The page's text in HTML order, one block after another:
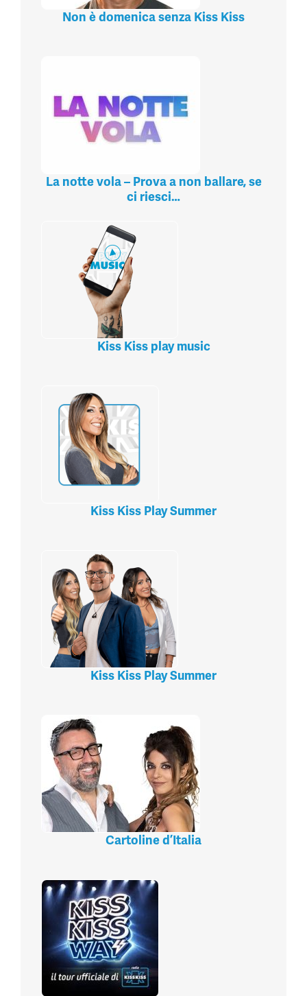
Non è domenica senza Kiss Kiss
La notte vola – Prova a non ballare, se
ci riesci…
Kiss Kiss play music
Kiss Kiss Play Summer
Kiss Kiss Play Summer
Cartoline d’Italia